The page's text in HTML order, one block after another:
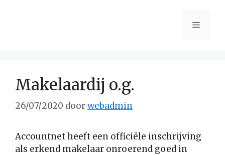
Menu
Makelaardij o.g.
26/07/2020 doorwebadmin
Accountnet heeft een officiële inschrijving
als erkend makelaar onroerend goed in